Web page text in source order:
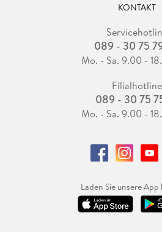
KONTAKT
089 - 30 75
Mo. - Sa. 9.00 -
Filialhotline
089 - 30 75
Mo. - Sa. 9.00 -
Laden Sie unsere